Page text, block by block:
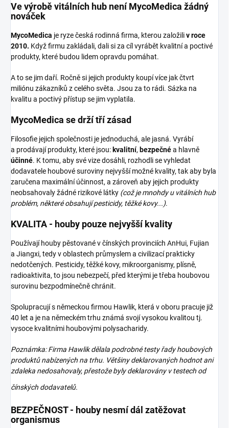
Ve výrobě vitálních hub není MycoMedica žádný
nováček
MycoMedica je ryze česká rodinná firma, kterou založiliv roce
2010. Když firmu zakládali, dali si za cíl vyrábět kvalitní a poctivé
produkty, které budou lidem opravdu pomáhat.
A to se jim daří. Ročně si jejich produkty koupí více jak čtvrt
miliónu zákazníků z celého světa. Jsou za to rádi. Sázka na
kvalitu a poctivý přístup se jim vyplatila.
MycoMedica se drží tří zásad
Filosofie jejich společnosti je jednoduchá, ale jasná. Vyrábí
a prodávají produkty, které jsou: kvalitní, bezpečnéa hlavně
účinné. K tomu, aby své vize dosáhli, rozhodli se vyhledat
dodavatele houbové suroviny nejvyšší možné kvality, tak aby byla
zaručena maximální účinnost, a zároveň aby jejich produkty
neobsahovaly žádné rizikové látky (což je mnohdy u vitálních hub
problém, některé obsahují pesticidy, těžké kovy...).
KVALITA - houby pouze nejvyšší kvality
Používají houby pěstované v čínských provinciích AnHui, Fujian
a Jiangxi, tedy v oblastech průmyslem a civilizací prakticky
nedotčených. Pesticidy, těžké kovy, mikroorganismy, plísně,
radioaktivita, to jsou nebezpečí, před kterými je třeba houbovou
surovinu bezpodmínečně chránit.
Spolupracují s německou firmou Hawlik, která v oboru pracuje již
40 let a je na německém trhu známá svojí vysokou kvalitou tj.
vysoce kvalitními houbovými polysacharidy.
Poznámka: Firma Hawlik dělala podrobné testy řady houbových
produktů nabízených na trhu. Většiny deklarovaných hodnot ani
zdaleka nedosahovaly, přestože byly deklarovány v testech od
čínských dodavatelů.
BEZPEČNOST - houby nesmí dál zatěžovat
organismus